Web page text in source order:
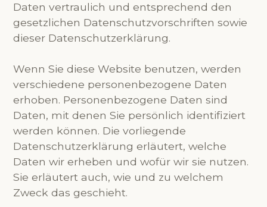
Daten vertraulich und entsprechend den
gesetzlichen Datenschutzvorschriften sowie
dieser Datenschutzerklärung.
Wenn Sie diese Website benutzen, werden
verschiedene personenbezogene Daten
erhoben. Personenbezogene Daten sind
Daten, mit denen Sie persönlich identifiziert
werden können. Die vorliegende
Datenschutzerklärung erläutert, welche
Daten wir erheben und wofür wir sie nutzen.
Sie erläutert auch, wie und zu welchem
Zweck das geschieht.